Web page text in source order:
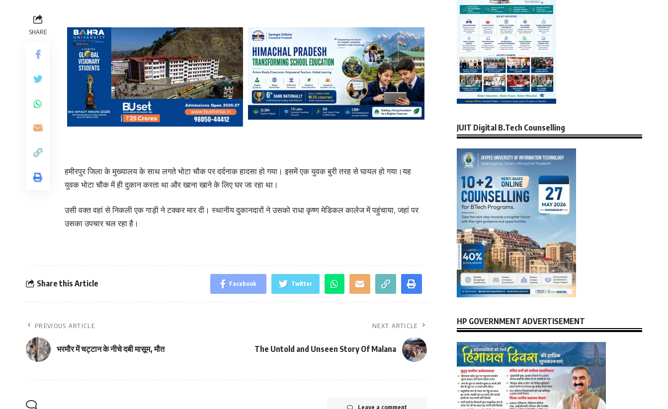
SHARE
हमीरपुर जिला के मुख्यालय के साथ लगते भोटा चौक पर दर्दनाक हादसा हो गया। इसमें एक युवक बुरी तरह से घायल हो गया।यह
युवक भोटा चौक में ही दुकान करता था और खाना खाने के लिए घर जा रहा था।
उसी वक्त वहां से निकली एक गाड़ी ने टक्कर मार दी। स्थानीय दुकानदारों ने उसको राधा कृष्ण मेडिकल कालेज में पहुंचाया, जहां पर
उसका उपचार चल रहा है।
Share this Article Facebook Twitter
PREVIOUS ARTICLE
भरमौर में चट्टान के नीचे दबी मासूम, मौत
NEXT ARTICLE
The Untold and Unseen Story Of Malana
Leave a comment
JUIT Digital B.Tech Counselling
HP GOVERNMENT ADVERTISEMENT